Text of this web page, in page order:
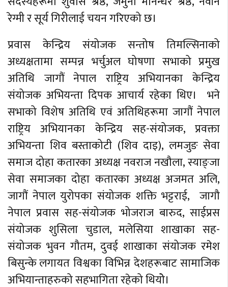
रेग्मी र सूर्य गिरीलाई चयन गरिएको छ।
प्रवास केन्द्रिय संयोजक सन्तोष तिमल्सिनाको
अध्यक्षतामा सम्पन्न भर्चुअल घोषणा सभाको प्रमुख
अतिथि जागौं नेपाल राष्ट्रिय अभियानका केन्द्रिय
संयोजक अभियन्ता दिपक आचार्य रहेका थिए। भने
सभाको विशेष अतिथि एवं अतिथिहरूमा जागौं नेपाल
राष्ट्रिय अभियानका केन्द्रिय सह-संयोजक, प्रवक्ता
अभियन्ता शिव बस्ताकोटी (शिव दाइ), लमजुङ सेवा
समाज दोहा कतारका अध्यक्ष नवराज नखौला, स्याङ्जा
सेवा समाजका दोहा कतारका अध्यक्ष अजमत अलि,
जागौं नेपाल युरोपका संयोजक शक्ति भट्टराई, जागौ
नेपाल प्रवास सह-संयोजक भोजराज बारुद, साईप्रस
संयोजक शुसिला चुडाल, मलेसिया शाखाका सह-
संयोजक भुवन गौतम, दुवई शाखाका संयोजक रमेश
बिसुन्के लगायत विश्वका विभिन्न देशहरूबाट सामाजिक
अभियान्ताहरुको सहभागिता रहेको थियोे।